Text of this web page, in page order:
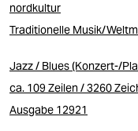
nordkultur
Traditionelle Musik/
Jazz / Blues (Konzert-/
ca. 109 Zeilen / 3260
Ausgabe 12921